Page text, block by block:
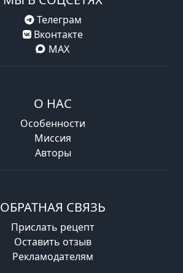
Телеграм
Вконтакте
MAX
О НАС
Особенности
Миссия
Авторы
ОБРАТНАЯ СВЯЗЬ
Прислать рецепт
Оставить отзыв
Рекламодателям